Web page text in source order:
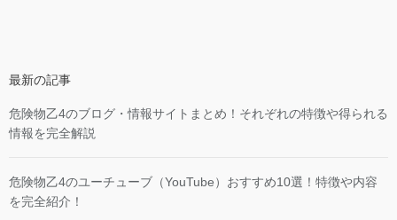
最新の記事
危険物乙4のブログ・情報サイトまとめ！それぞれの特徴や得られる
情報を完全解説
危険物乙4のユーチューブ（YouTube）おすすめ10選！特徴や内容
を完全紹介！